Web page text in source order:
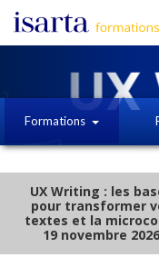
Formations
UX Writing : les
pour transformer
textes et la
19 novembre 2026